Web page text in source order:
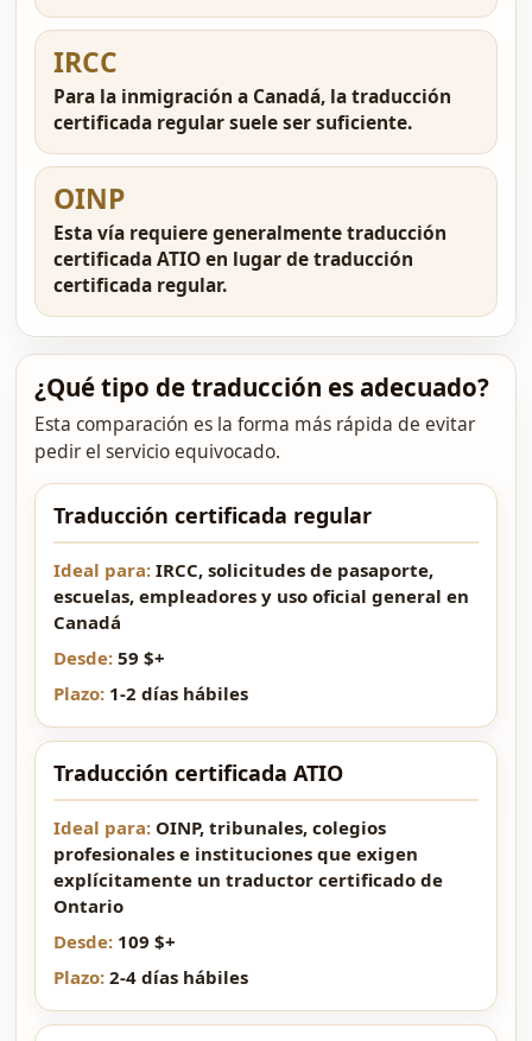
IRCC
Para la inmigración a Canadá, la traducción
certificada regular suele ser suficiente.
OINP
Esta vía requiere generalmente traducción
certificada ATIO en lugar de traducción
certificada regular.
¿Qué tipo de traducción es adecuado?
Esta comparación es la forma más rápida de evitar
pedir el servicio equivocado.
Tipo Ideal para Precio inicial habitual
Traducción certificada regular
IRCC, solicitudes de pasaporte,
escuelas, empleadores y uso oficial general en
Canadá
59 $+
1-2 días hábiles
Traducción certificada ATIO
OINP, tribunales, colegios
profesionales e instituciones que exigen
explícitamente un traductor certificado de
Ontario
109 $+
2-4 días hábiles